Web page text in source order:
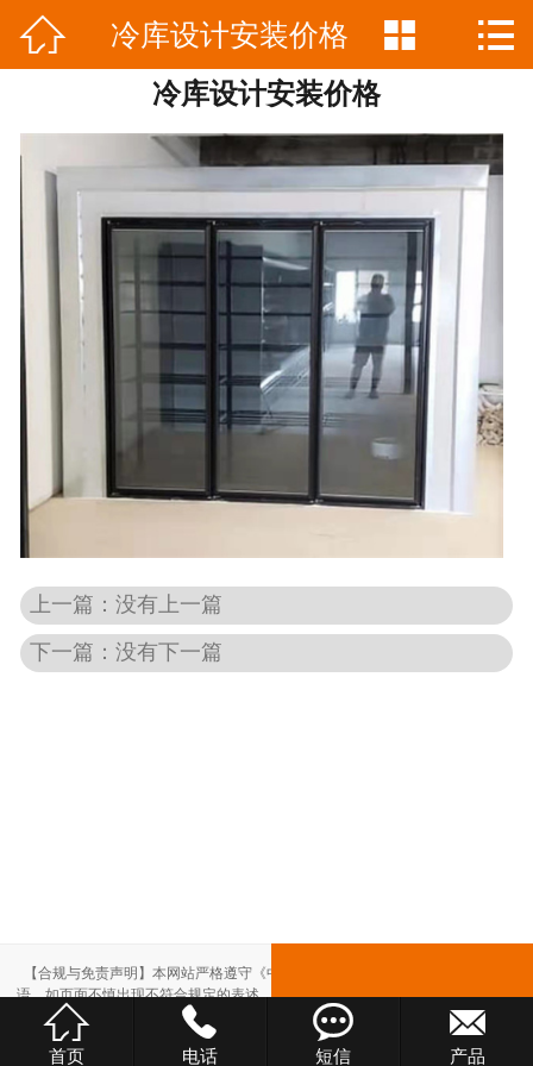
 网站首页
公司简介
产品中心
新闻资讯
工程案例
联系我们
 冷库设计安装价格  
冷库设计安装价格
上一篇：没有上一篇
下一篇：没有下一篇

首页

电话

短信

产品
【合规与免责声明】本网站严格遵守《中华人民共和国广告法》，尽力规范用
语。如页面不慎出现不符合规定的表述，敬请联系我们，将立即更正；相关内容
仅供参考，不构成交易依据。
本站部分素材来自网络，如有侵权，请联系删除。